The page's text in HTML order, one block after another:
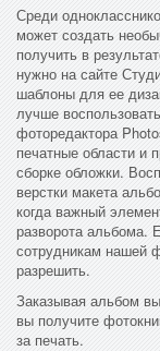
Среди
может создать
получить в
нужно на сайте
шаблоны для ее
лучше
фоторедактора
печатные области и
сборке обложки.
верстки макета
когда важный
разворота альбома.
сотрудникам нашей
разрешить.
Заказывая альбом
вы получите
за печать.